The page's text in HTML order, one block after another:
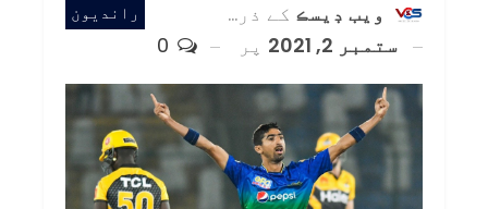
رانديون ويب ڊيسڪ کے ذریعہ
ستمبر 2, 2021
پر